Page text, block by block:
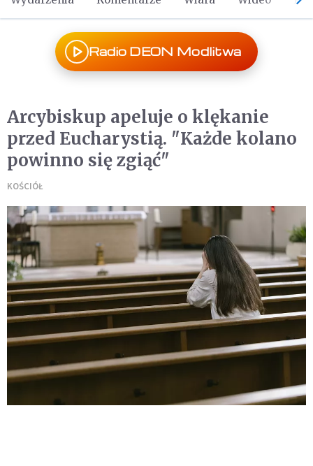
Radio DEON Modlitwa
Arcybiskup apeluje o klękanie
przed Eucharystią. "Każde kolano
powinno się zgiąć"
KOŚCIÓŁ